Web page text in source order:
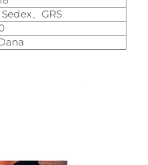
、GRS